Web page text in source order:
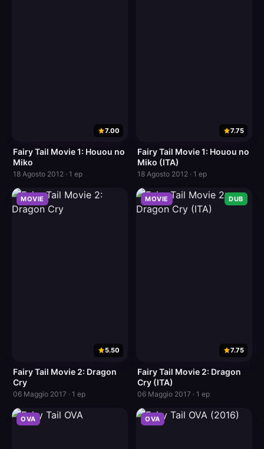
7.00
Fairy Tail Movie 1: Houou no
Miko
18 Agosto 2012 · 1 ep
7.75
Fairy Tail Movie 1: Houou no
Miko (ITA)
18 Agosto 2012 · 1 ep
MOVIE
5.50
Fairy Tail Movie 2: Dragon
Cry
06 Maggio 2017 · 1 ep
MOVIE DUB
7.75
Fairy Tail Movie 2: Dragon
Cry (ITA)
06 Maggio 2017 · 1 ep
OVA OVA